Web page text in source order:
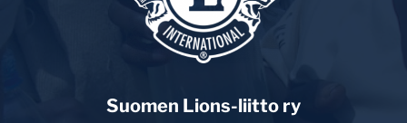
Suomen Lions-liitto ry